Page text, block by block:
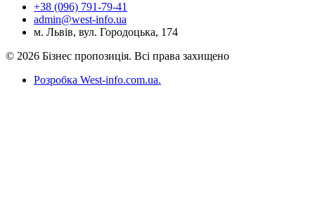
+38 (096) 791-79-41
admin@west-info.ua
м. Львів, вул. Городоцька, 174
© 2026 Бізнес пропозиція. Всі права захищено
Розробка West-info.com.ua.